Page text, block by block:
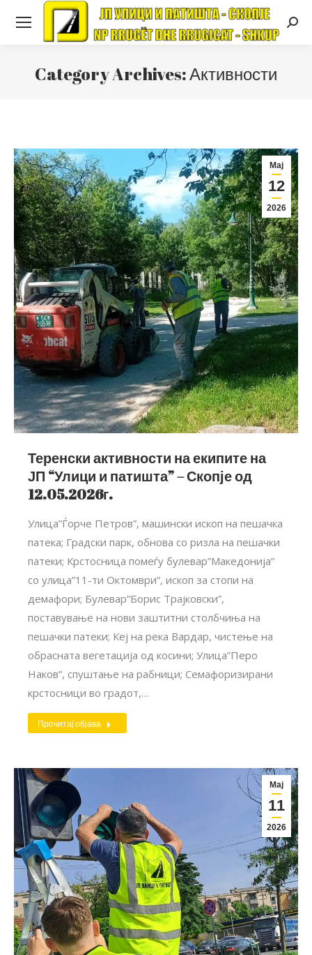
Category Archives:Активности
Мај
12
2026
Теренски активности на екипите на
ЈП “Улици и патишта” – Скопје од
12.05.2026г.
Улица”Ѓорче Петров”, машински ископ на пешачка
патека; Градски парк, обнова со ризла на пешачки
патеки; Крстосница помеѓу булевар”Македонија”
со улица”11-ти Октомври”, ископ за стопи на
демафори; Булевар”Борис Трајковски”,
поставување на нови заштитни столбчиња на
пешачки патеки; Кеј на река Вардар, чистење на
обрасната вегетација од косини; Улица”Перо
Наков”, спуштање на рабници; Семафоризирани
крстосници во градот,…
Прочитај објава
Мај
11
2026